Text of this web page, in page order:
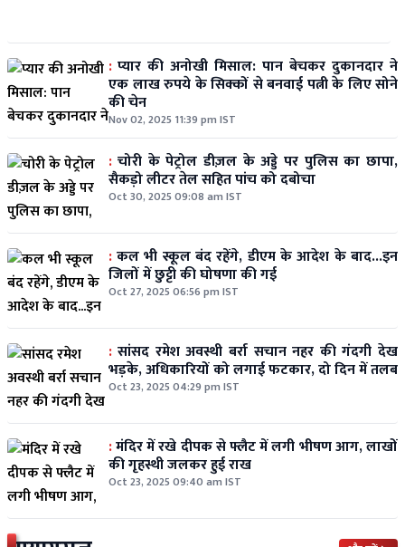
: प्यार की अनोखी मिसाल: पान बेचकर दुकानदार ने
एक लाख रुपये के सिक्कों से बनवाई पत्नी के लिए सोने
की चेन
Nov 02, 2025 11:39 pm IST
: चोरी के पेट्रोल डीज़ल के अड्डे पर पुलिस का छापा,
सैकड़ो लीटर तेल सहित पांच को दबोचा
Oct 30, 2025 09:08 am IST
:कल भी स्कूल बंद रहेंगे, डीएम के आदेश के बाद...इन
जिलों में छुट्टी की घोषणा की गई
Oct 27, 2025 06:56 pm IST
: सांसद रमेश अवस्थी बर्रा सचान नहर की गंदगी देख
भड़के, अधिकारियों को लगाई फटकार, दो दिन में तलब
Oct 23, 2025 04:29 pm IST
:मंदिर में रखे दीपक से फ्लैट में लगी भीषण आग, लाखों
की गृहस्थी जलकर हुई राख
Oct 23, 2025 09:40 am IST